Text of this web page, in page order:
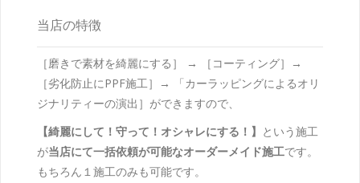
当店の特徴
［磨きで素材を綺麗にする］ → ［コーティング］→
［劣化防止にPPF施工］→ 「カーラッピングによるオリ
ジナリティーの演出］ができますので、
【綺麗にして！守って！オシャレにする！】
という施工
が当店にて一括依頼が可能なオーダーメイド施工です。
もちろん１施工のみも可能です。